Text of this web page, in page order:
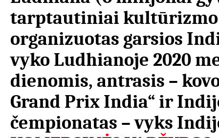
tarptautiniai kultūrizmo
organizuotas garsios
vyko Ludhianoje 2020
dienomis, antrasis –
Grand Prix India“ ir
čempionatas – vyks